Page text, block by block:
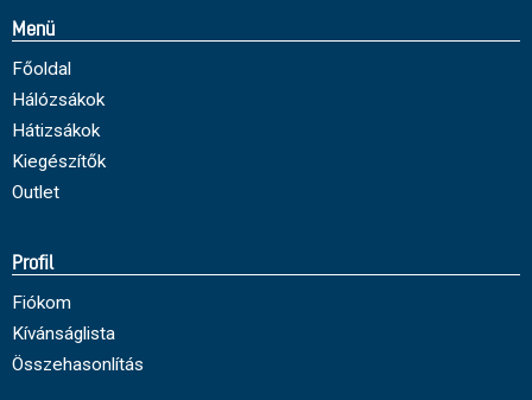
Menü
Főoldal
Hálózsákok
Hátizsákok
Kiegészítők
Outlet
Profil
Fiókom
Kívánságlista
Összehasonlítás